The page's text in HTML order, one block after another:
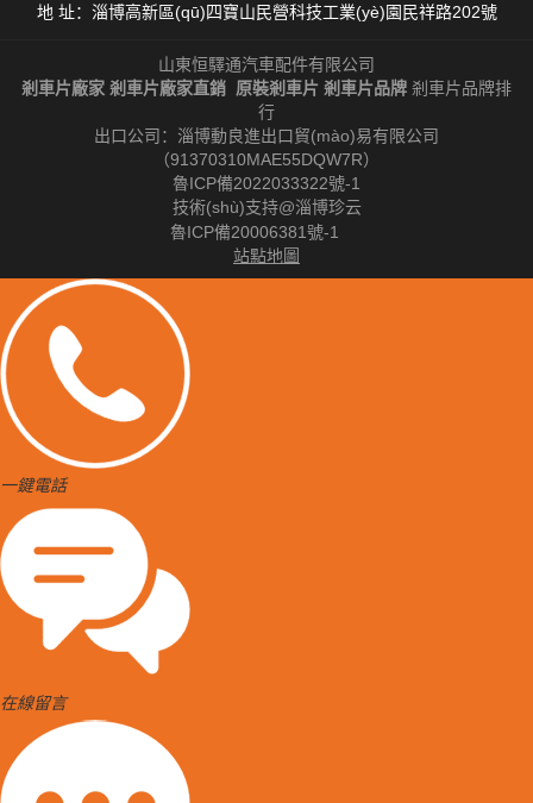
地 址：淄博高新區(qū)四寶山民營科技工業(yè)園民祥路202號
山東恒驛通汽車配件有限公司
剎車片廠家 剎車片廠家直銷 原裝剎車片 剎車片品牌 剎車片品牌排
行
出口公司：淄博動良進出口貿(mào)易有限公司
（91370310MAE55DQW7R）
魯ICP備2022033322號-1
技術(shù)支持@淄博珍云
魯ICP備20006381號-1
站點地圖
一鍵電話
在線留言